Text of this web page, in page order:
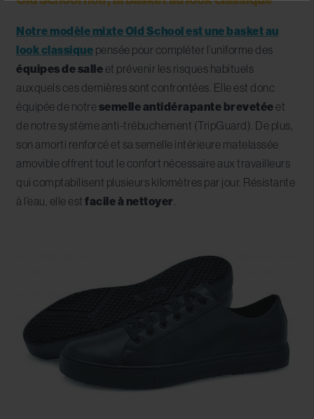
Notre modèle mixte Old School est une basket au
look classique pensée pour compléter l’uniforme des
équipes de salleet prévenir les risques habituels
auxquels ces dernières sont confrontées. Elle est donc
équipée de notresemelle antidérapante brevetéeet
de notre système anti-trébuchement (TripGuard). De plus,
son amorti renforcé et sa semelle intérieure matelassée
amovible offrent tout le confort nécessaire aux travailleurs
qui comptabilisent plusieurs kilomètres par jour. Résistante
à l’eau, elle est facile à nettoyer